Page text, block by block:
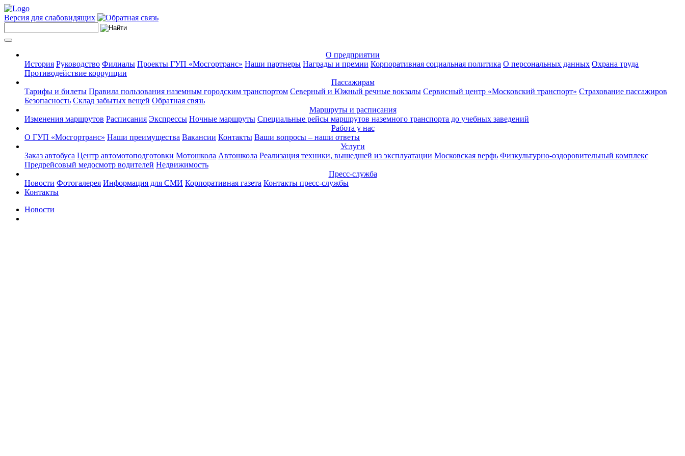
Версия для слабовидящих
О предприятии
История Руководство Филиалы Проекты ГУП «Мосгортранс» Наши партнеры Награды и премии Корпоративная социальная политика О персональных данных Охрана труда
Противодействие коррупции
Пассажирам
Тарифы и билеты Правила пользования наземным городским транспортом Северный и Южный речные вокзалы Сервисный центр «Московский транспорт» Страхование пассажиров
Безопасность Склад забытых вещей Обратная связь
Маршруты и расписания
Изменения маршрутов Расписания Экспрессы Ночные маршруты Специальные рейсы маршрутов наземного транспорта до учебных заведений
Работа у нас
О ГУП «Мосгортранс» Наши преимущества Вакансии Контакты Ваши вопросы – наши ответы
Услуги
Заказ автобуса Центр автомотоподготовки Мотошкола Автошкола Реализация техники, вышедшей из эксплуатации Московская верфь Физкультурно-оздоровительный комплекс
Предрейсовый медосмотр водителей Недвижимость
Пресс-служба
Новости Фотогалерея Информация для СМИ Корпоративная газета Контакты пресс-службы
Контакты
Новости